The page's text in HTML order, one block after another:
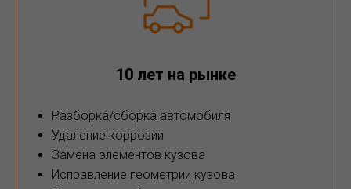
10 лет на рынке
Разборка/сборка автомобиля
Удаление коррозии
Замена элементов кузова
Исправление геометрии кузова